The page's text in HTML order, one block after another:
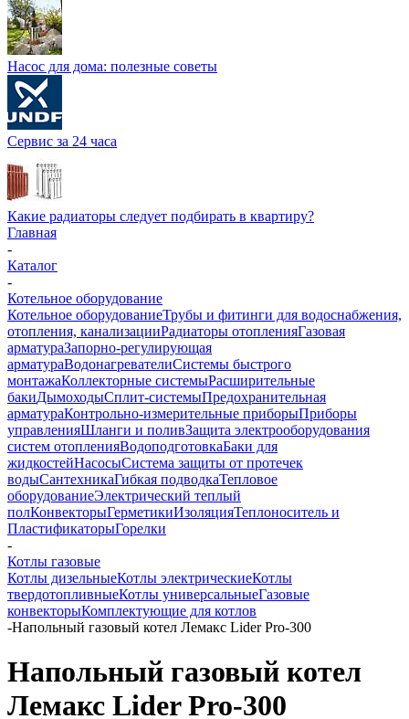
Насос для дома: полезные советы
Сервис за 24 часа
Какие радиаторы следует подбирать в квартиру?
Главная
-
Каталог
-
Котельное оборудование
Котельное оборудованиеТрубы и фитинги для водоснабжения,
отопления, канализацииРадиаторы отопленияГазовая
арматураЗапорно-регулирующая
арматураВодонагревателиСистемы быстрого
монтажаКоллекторные системыРасширительные
бакиДымоходыСплит-системыПредохранительная
арматураКонтрольно-измерительные приборыПриборы
управленияШланги и поливЗащита электрооборудования
систем отопленияВодоподготовкаБаки для
жидкостейНасосыСистема защиты от протечек
водыСантехникаГибкая подводкаТепловое
оборудованиеЭлектрический теплый
полКонвекторыГерметикиИзоляцияТеплоноситель и
ПластификаторыГорелки
-
Котлы газовые
Котлы дизельныеКотлы электрическиеКотлы
твердотопливныеКотлы универсальныеГазовые
конвекторыКомплектующие для котлов
-Напольный газовый котел Лемакс Lider Pro-300
Напольный газовый котел
Лемакс Lider Pro-300